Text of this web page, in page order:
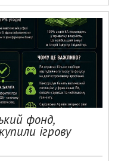
фонд,
ігрову